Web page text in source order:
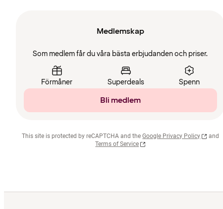
Medlemskap
Som medlem får du våra bästa erbjudanden och priser.
Förmåner Superdeals Spenn
Bli medlem
This site is protected by reCAPTCHA and the Google Privacy Policy
and
Terms of Service